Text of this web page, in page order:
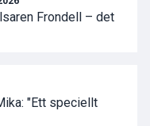
Frondell – det
"Ett speciellt